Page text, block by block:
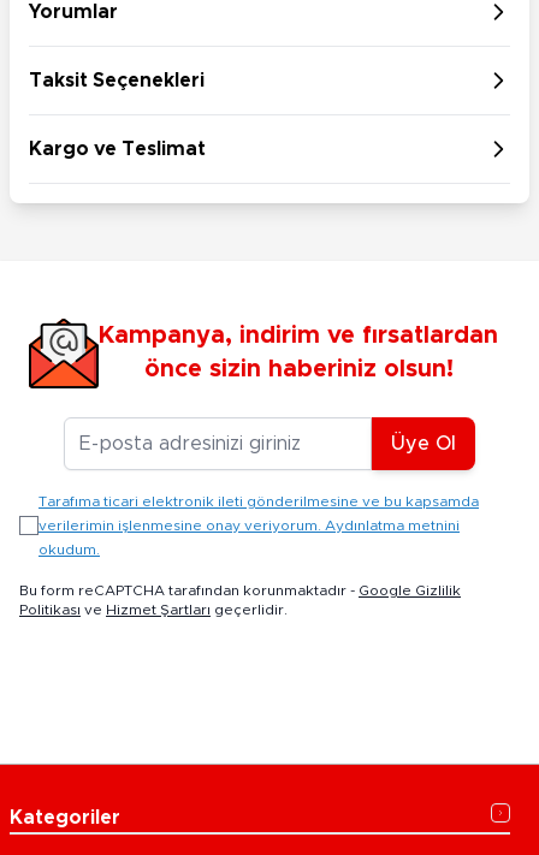
Yorumlar
Taksit Seçenekleri
Kargo ve Teslimat
Kampanya, indirim ve fırsatlardan
önce sizin haberiniz olsun!
E-posta Adresiniz
Üye Ol
Tarafıma ticari elektronik ileti gönderilmesine ve bu kapsamda
verilerimin işlenmesine onay veriyorum. Aydınlatma metnini
okudum.
Bu form reCAPTCHA tarafından korunmaktadır - Google Gizlilik
Politikası ve Hizmet Şartları geçerlidir.
Kategoriler